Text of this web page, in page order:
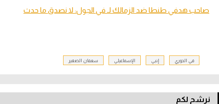
صاحب هدفي طنطا ضد الزمالك لـ في الجول: لا نصدق ما حدث
في الدوري إنبي الإسماعيلي سعفان الصغير
نرشح لكم